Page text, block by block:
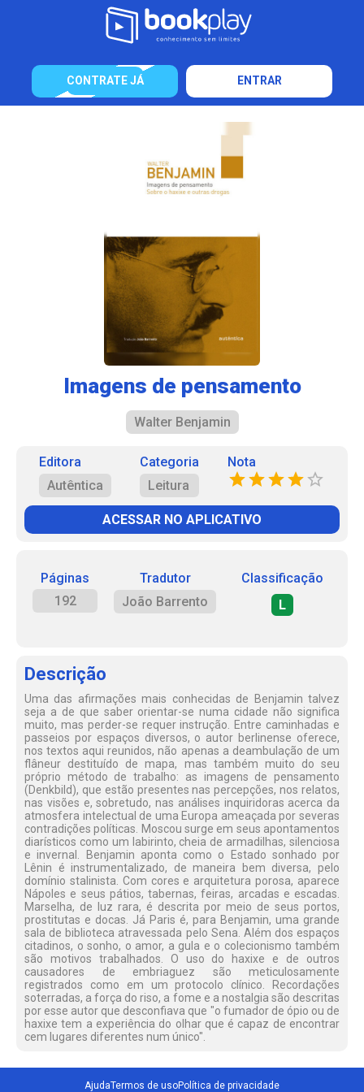
CONTRATE JÁ ENTRAR
Imagens de pensamento
Walter Benjamin
Editora
Autêntica
Categoria
Leitura
Nota
ACESSAR NO APLICATIVO
Páginas
192
Tradutor
João Barrento
Classificação
L
Descrição
Uma das afirmações mais conhecidas de Benjamin talvez
seja a de que saber orientar-se numa cidade não significa
muito, mas perder-se requer instrução. Entre caminhadas e
passeios por espaços diversos, o autor berlinense oferece,
nos textos aqui reunidos, não apenas a deambulação de um
flâneur destituído de mapa, mas também muito do seu
próprio método de trabalho: as imagens de pensamento
(Denkbild), que estão presentes nas percepções, nos relatos,
nas visões e, sobretudo, nas análises inquiridoras acerca da
atmosfera intelectual de uma Europa ameaçada por severas
contradições políticas. Moscou surge em seus apontamentos
diarísticos como um labirinto, cheia de armadilhas, silenciosa
e invernal. Benjamin aponta como o Estado sonhado por
Lênin é instrumentalizado, de maneira bem diversa, pelo
domínio stalinista. Com cores e arquitetura porosa, aparece
Nápoles e seus pátios, tabernas, feiras, arcadas e escadas.
Marselha, de luz rara, é descrita por meio de seus portos,
prostitutas e docas. Já Paris é, para Benjamin, uma grande
sala de biblioteca atravessada pelo Sena. Além dos espaços
citadinos, o sonho, o amor, a gula e o colecionismo também
são motivos trabalhados. O uso do haxixe e de outros
causadores de embriaguez são meticulosamente
registrados como em um protocolo clínico. Recordações
soterradas, a força do riso, a fome e a nostalgia são descritas
por esse autor que desconfiava que "o fumador de ópio ou de
haxixe tem a experiência do olhar que é capaz de encontrar
cem lugares diferentes num único".
AjudaTermos de usoPolítica de privacidade